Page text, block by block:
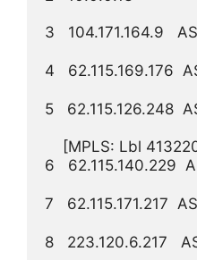
3   104.171.164.9
4   62.115.169.176
5   62.115.126.248
[MPLS: Lbl
6   62.115.140.229
7   62.115.171.217
8   223.120.6.217